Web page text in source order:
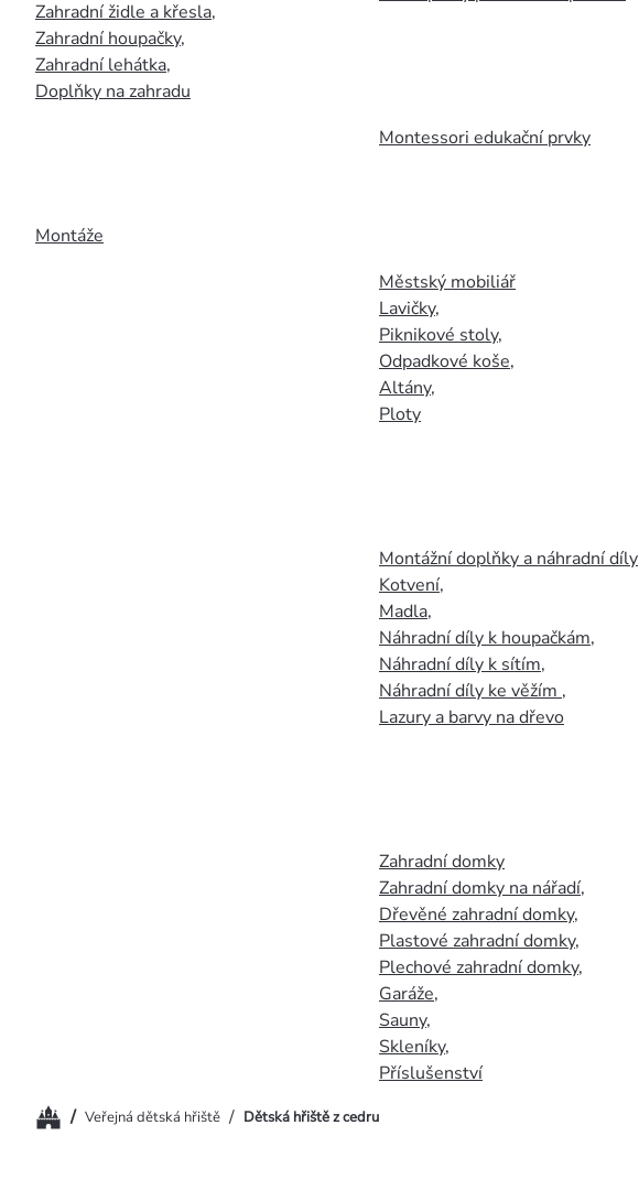
Zahradní židle a křesla,
Zahradní houpačky,
Zahradní lehátka,
Doplňky na zahradu
Montáže
Montessori edukační prvky
Městský mobiliář
Lavičky,
Piknikové stoly,
Odpadkové koše,
Altány,
Ploty
Montážní doplňky a náhradní díly
Kotvení,
Madla,
Náhradní díly k houpačkám,
Náhradní díly k sítím,
Náhradní díly ke věžím ,
Lazury a barvy na dřevo
Zahradní domky
Zahradní domky na nářadí,
Dřevěné zahradní domky,
Plastové zahradní domky,
Plechové zahradní domky,
Garáže,
Sauny,
Skleníky,
Příslušenství
Domů/ Veřejná dětská hřiště / Dětská hřiště z cedru